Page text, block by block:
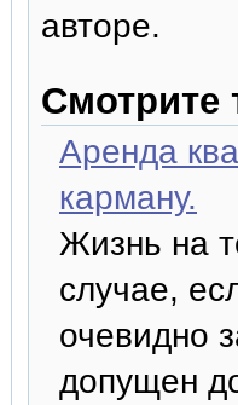
авторе.
Смотрите
Аренда
карману.
Жизнь на
случае,
очевидно
допущен